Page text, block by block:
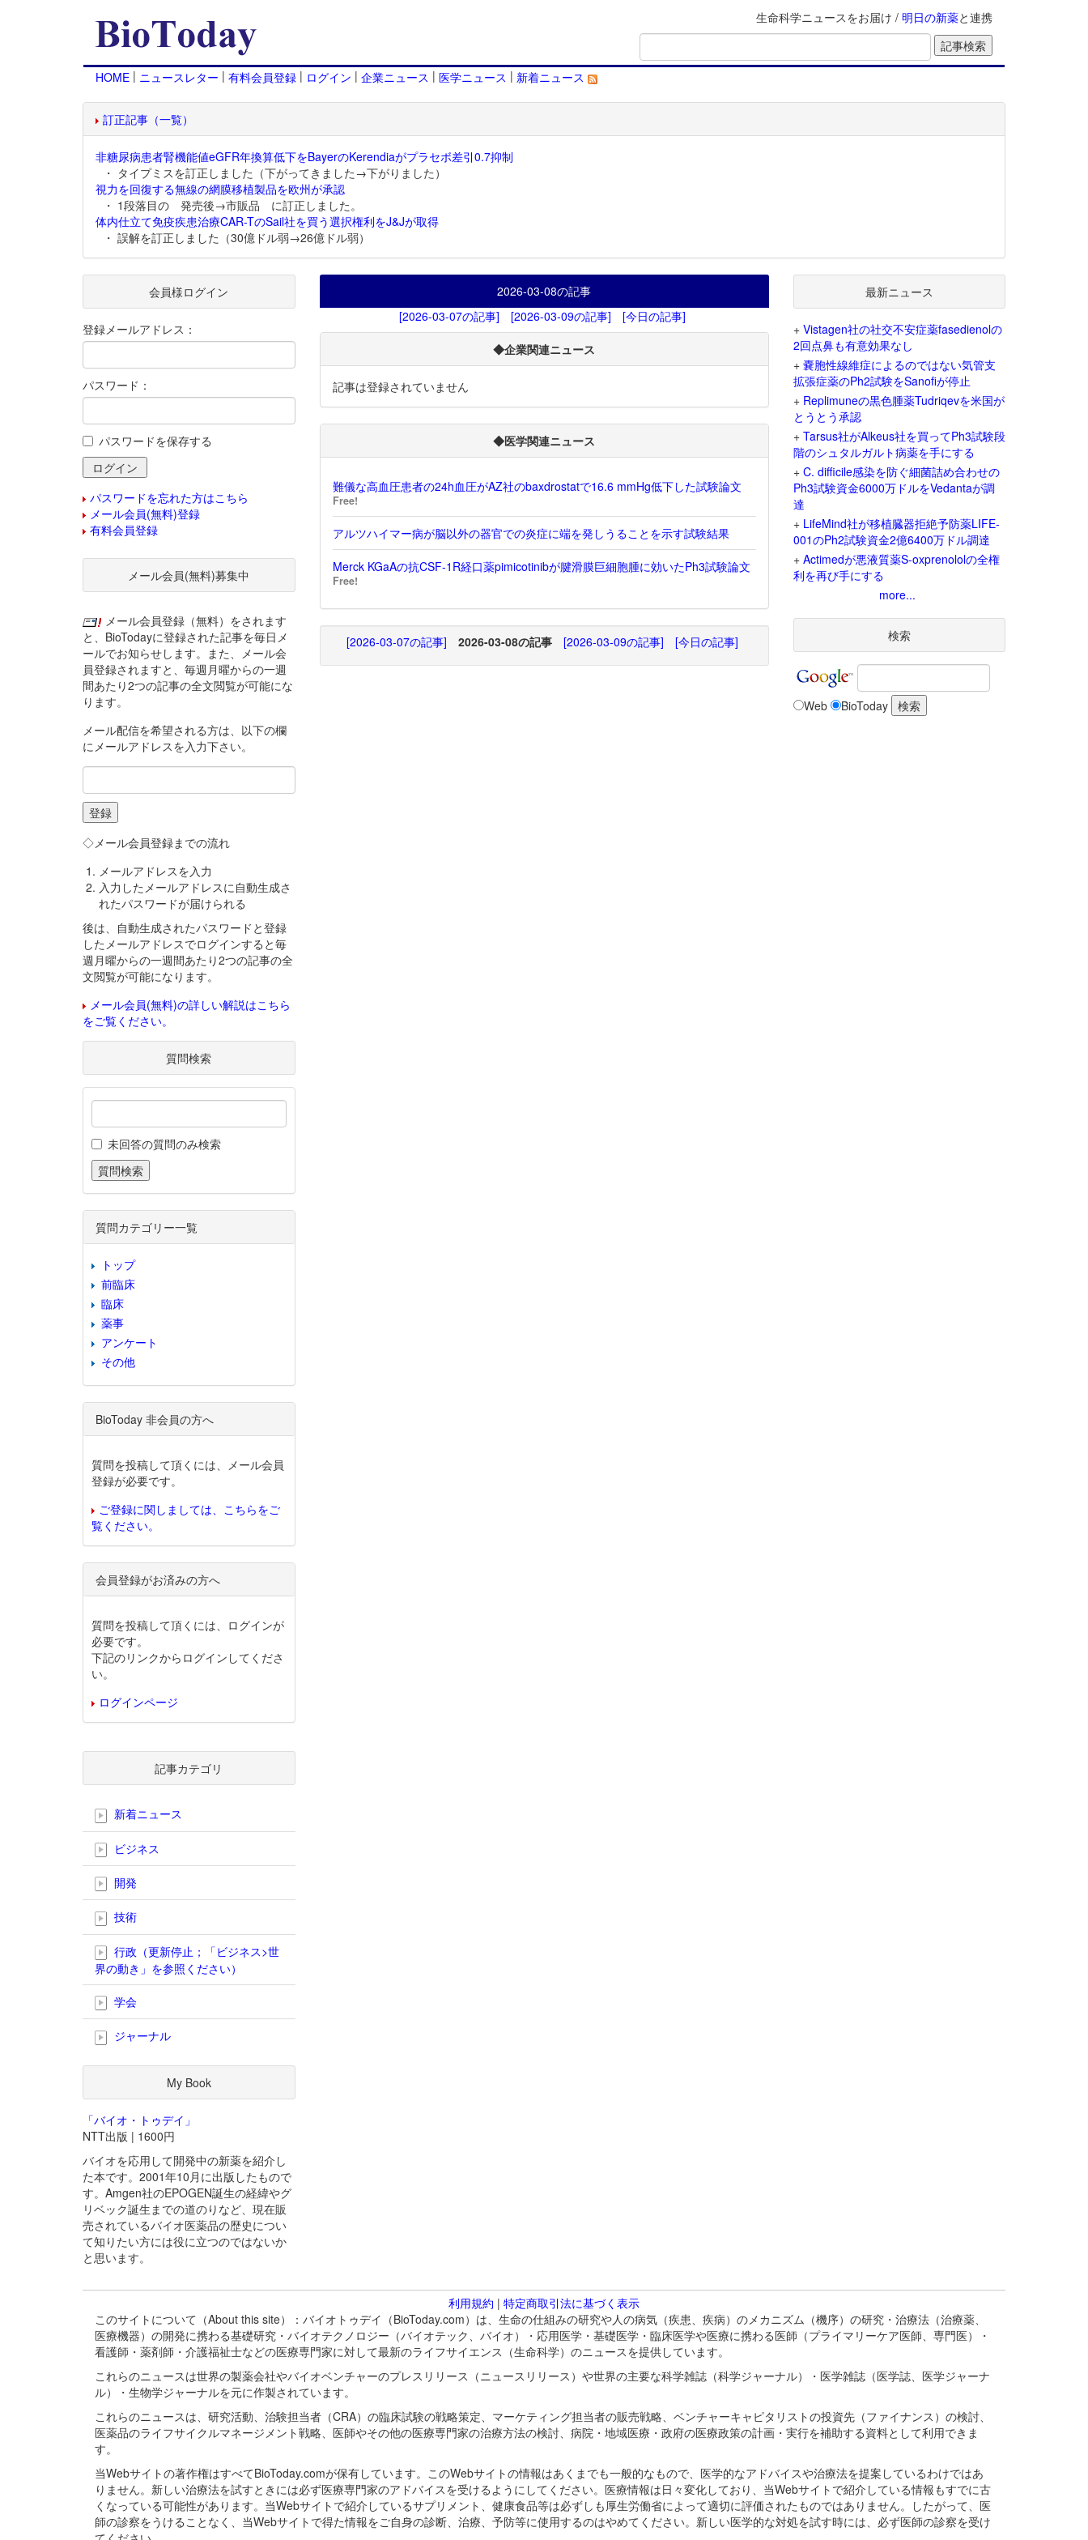
生命科学ニュースをお届け / 明日の新薬と連携
HOME | ニュースレター | 有料会員登録 | ログイン | 企業ニュース | 医学ニュース | 新着ニュース
訂正記事（一覧）
非糖尿病患者腎機能値eGFR年換算低下をBayerのKerendiaがプラセボ差引0.7抑制
・ タイプミスを訂正しました（下がってきました→下がりました）
視力を回復する無線の網膜移植製品を欧州が承認
・ 1段落目の 発売後→市販品 に訂正しました。
体内仕立て免疫疾患治療CAR-TのSail社を買う選択権利をJ&Jが取得
・ 誤解を訂正しました（30億ドル弱→26億ドル弱）
2026-03-08の記事
[2026-03-07の記事]
[2026-03-09の記事] [今日の記事]
◆企業関連ニュース
記事は登録されていません
◆医学関連ニュース
難儀な高血圧患者の24h血圧がAZ社のbaxdrostatで16.6 mmHg低下した試験論文
Free!
アルツハイマー病が脳以外の器官での炎症に端を発しうることを示す試験結果
Merck KGaAの抗CSF-1R経口薬pimicotinibが腱滑膜巨細胞腫に効いたPh3試験論文
Free!
[2026-03-07の記事] 2026-03-08の記事 [2026-03-09の記事] [今日の記事]
会員様ログイン
登録メールアドレス：
パスワード：
パスワードを保存する
パスワードを忘れた方はこちら
メール会員(無料)登録
有料会員登録
メール会員(無料)募集中
メール会員登録（無料）をされます
と、BioTodayに登録された記事を毎日メ
ールでお知らせします。また、メール会
員登録されますと、毎週月曜からの一週
間あたり2つの記事の全文閲覧が可能にな
ります。
メール配信を希望される方は、以下の欄
にメールアドレスを入力下さい。
◇メール会員登録までの流れ
メールアドレスを入力
入力したメールアドレスに自動生成さ
れたパスワードが届けられる
後は、自動生成されたパスワードと登録
したメールアドレスでログインすると毎
週月曜からの一週間あたり2つの記事の全
文閲覧が可能になります。
メール会員(無料)の詳しい解説はこちら
をご覧ください。
質問検索
未回答の質問のみ検索
質問カテゴリー一覧
トップ
前臨床
臨床
薬事
アンケート
その他
BioToday 非会員の方へ
質問を投稿して頂くには、メール会員
登録が必要です。
ご登録に関しましては、こちらをご
覧ください。
会員登録がお済みの方へ
質問を投稿して頂くには、ログインが
必要です。
下記のリンクからログインしてくださ
い。
ログインページ
記事カテゴリ
新着ニュース
ビジネス
開発
技術
行政（更新停止；「ビジネス>世
界の動き」を参照ください）
学会
ジャーナル
My Book
「バイオ・トゥデイ」
NTT出版 | 1600円
バイオを応用して開発中の新薬を紹介し
た本です。2001年10月に出版したもので
す。Amgen社のEPOGEN誕生の経緯やグ
リベック誕生までの道のりなど、現在販
売されているバイオ医薬品の歴史につい
て知りたい方には役に立つのではないか
と思います。
最新ニュース
+ Vistagen社の社交不安症薬fasedienolの
2回点鼻も有意効果なし
+ 嚢胞性線維症によるのではない気管支
拡張症薬のPh2試験をSanofiが停止
+ Replimuneの黒色腫薬Tudriqevを米国が
とうとう承認
+ Tarsus社がAlkeus社を買ってPh3試験段
階のシュタルガルト病薬を手にする
+ C. difficile感染を防ぐ細菌詰め合わせの
Ph3試験資金6000万ドルをVedantaが調
達
+ LifeMind社が移植臓器拒絶予防薬LIFE-
001のPh2試験資金2億6400万ドル調達
+ Actimedが悪液質薬S-oxprenololの全権
利を再び手にする
more...
検索
Web BioToday
利用規約 | 特定商取引法に基づく表示
このサイトについて（About this site）：バイオトゥデイ（BioToday.com）は、生命の仕組みの研究や人の病気（疾患、疾病）のメカニズム（機序）の研究・治療法（治療薬、
医療機器）の開発に携わる基礎研究・バイオテクノロジー（バイオテック、バイオ）・応用医学・基礎医学・臨床医学や医療に携わる医師（プライマリーケア医師、専門医）・
看護師・薬剤師・介護福祉士などの医療専門家に対して最新のライフサイエンス（生命科学）のニュースを提供しています。
これらのニュースは世界の製薬会社やバイオベンチャーのプレスリリース（ニュースリリース）や世界の主要な科学雑誌（科学ジャーナル）・医学雑誌（医学誌、医学ジャーナ
ル）・生物学ジャーナルを元に作製されています。
これらのニュースは、研究活動、治験担当者（CRA）の臨床試験の戦略策定、マーケティング担当者の販売戦略、ベンチャーキャピタリストの投資先（ファイナンス）の検討、
医薬品のライフサイクルマネージメント戦略、医師やその他の医療専門家の治療方法の検討、病院・地域医療・政府の医療政策の計画・実行を補助する資料として利用できま
す。
当Webサイトの著作権はすべてBioToday.comが保有しています。このWebサイトの情報はあくまでも一般的なもので、医学的なアドバイスや治療法を提案しているわけではあ
りません。新しい治療法を試すときには必ず医療専門家のアドバイスを受けるようにしてください。医療情報は日々変化しており、当Webサイトで紹介している情報もすでに古
くなっている可能性があります。当Webサイトで紹介しているサプリメント、健康食品等は必ずしも厚生労働省によって適切に評価されたものではありません。したがって、医
師の診察をうけることなく、当Webサイトで得た情報をご自身の診断、治療、予防等に使用するのはやめてください。新しい医学的な対処を試す時には、必ず医師の診察を受け